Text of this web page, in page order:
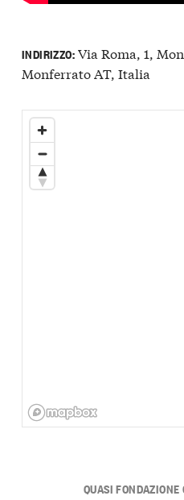
INDIRIZZO:Via Roma, 1,
Monferrato AT, Italia
QUASI